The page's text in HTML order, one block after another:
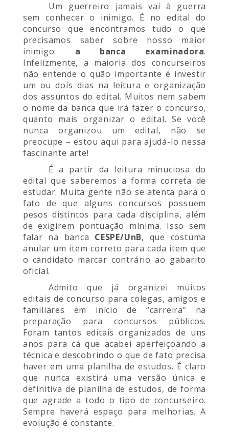
Um guerreiro jamais vai à guerra
sem conhecer o inimigo. É no edital do
concurso que encontramos tudo o que
precisamos saber sobre nosso maior
inimigo: a banca examinadora.
Infelizmente, a maioria dos concurseiros
não entende o quão importante é investir
um ou dois dias na leitura e organização
dos assuntos do edital. Muitos nem sabem
o nome da banca que irá fazer o concurso,
quanto mais organizar o edital. Se você
nunca organizou um edital, não se
preocupe – estou aqui para ajudá-lo nessa
fascinante arte!
É a partir da leitura minuciosa do
edital que saberemos a forma correta de
estudar. Muita gente não se atenta para o
fato de que alguns concursos possuem
pesos distintos para cada disciplina, além
de exigirem pontuação mínima. Isso sem
falar na banca CESPE/UnB, que costuma
anular um item correto para cada item que
o candidato marcar contrário ao gabarito
oficial.
Admito que já organizei muitos
editais de concurso para colegas, amigos e
familiares em início de “carreira” na
preparação para concursos públicos.
Foram tantos editais organizados de uns
anos para cá que acabei aperfeiçoando a
técnica e descobrindo o que de fato precisa
haver em uma planilha de estudos. É claro
que nunca existirá uma versão única e
definitiva de planilha de estudos, de forma
que agrade a todo o tipo de concurseiro.
Sempre haverá espaço para melhorias. A
evolução é constante.